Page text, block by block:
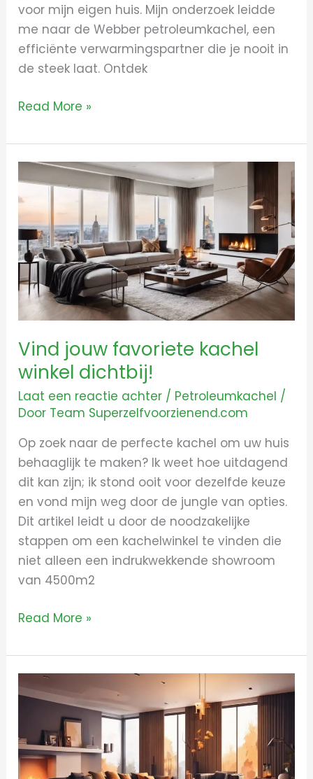
voor mijn eigen huis. Mijn onderzoek leidde
me naar de Webber petroleumkachel, een
efficiënte verwarmingspartner die je nooit in
de steek laat. Ontdek
Read More »
Vind jouw favoriete kachel
winkel dichtbij!
Laat een reactie achter / Petroleumkachel /
Door Team Superzelfvoorzienend.com
Op zoek naar de perfecte kachel om uw huis
behaaglijk te maken? Ik weet hoe uitdagend
dit kan zijn; ik stond ooit voor dezelfde keuze
en vond mijn weg door de jungle van opties.
Dit artikel leidt u door de noodzakelijke
stappen om een kachelwinkel te vinden die
niet alleen een indrukwekkende showroom
van 4500m2
Vind
jouw
favoriete
kachel
winkel
dichtbij!
Read More »
Alles
over
en
zo